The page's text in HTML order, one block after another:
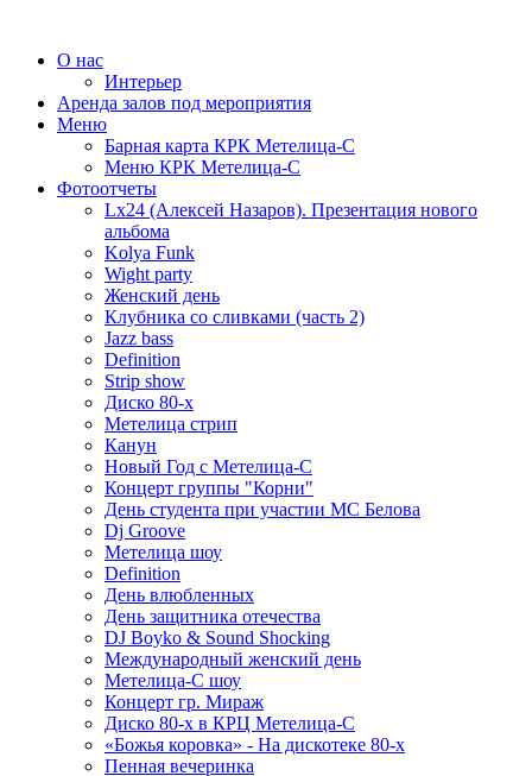
О нас
Интерьер
Аренда залов под мероприятия
Меню
Барная карта КРК Метелица-С
Меню КРК Метелица-С
Фотоотчеты
Lx24 (Алексей Назаров). Презентация нового
альбома
Kolya Funk
Wight party
Женский день
Клубника со сливками (часть 2)
Jazz bass
Definition
Strip show
Диско 80-х
Метелица стрип
Канун
Новый Год с Метелица-С
Концерт группы "Корни"
День студента при участии МС Белова
Dj Groove
Метелица шоу
Definition
День влюбленных
День защитника отечества
DJ Boyko & Sound Shocking
Международный женский день
Метелица-С шоу
Концерт гр. Мираж
Диско 80-х в КРЦ Метелица-С
«Божья коровка» - На дискотеке 80-х
Пенная вечеринка